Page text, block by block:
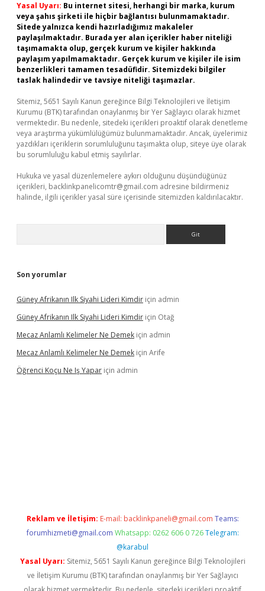
Yasal Uyarı: Bu internet sitesi, herhangi bir marka, kurum
veya şahıs şirketi ile hiçbir bağlantısı bulunmamaktadır.
Sitede yalnızca kendi hazırladığımız makaleler
paylaşılmaktadır. Burada yer alan içerikler haber niteliği
taşımamakta olup, gerçek kurum ve kişiler hakkında
paylaşım yapılmamaktadır. Gerçek kurum ve kişiler ile isim
benzerlikleri tamamen tesadüfidir. Sitemizdeki bilgiler
taslak halindedir ve tavsiye niteliği taşımazlar.
Sitemiz, 5651 Sayılı Kanun gereğince Bilgi Teknolojileri ve İletişim
Kurumu (BTK) tarafından onaylanmış bir Yer Sağlayıcı olarak hizmet
vermektedir. Bu nedenle, sitedeki içerikleri proaktif olarak denetleme
veya araştırma yükümlülüğümüz bulunmamaktadır. Ancak, üyelerimiz
yazdıkları içeriklerin sorumluluğunu taşımakta olup, siteye üye olarak
bu sorumluluğu kabul etmiş sayılırlar.
Hukuka ve yasal düzenlemelere aykırı olduğunu düşündüğünüz
içerikleri, backlinkpanelicomtr@gmail.com adresine bildirmeniz
halinde, ilgili içerikler yasal süre içerisinde sitemizden kaldırılacaktır.
Son yorumlar
Güney Afrikanın Ilk Siyahi Lideri Kimdir için admin
Güney Afrikanın Ilk Siyahi Lideri Kimdir için Otağ
Mecaz Anlamlı Kelimeler Ne Demek için admin
Mecaz Anlamlı Kelimeler Ne Demek için Arife
Öğrenci Koçu Ne Iş Yapar için admin
Reklam ve İletişim: E-mail: backlinkpaneli@gmail.com Teams:
forumhizmeti@gmail.com Whatsapp: 0262 606 0 726 Telegram:
@karabul
Yasal Uyarı: Sitemiz, 5651 Sayılı Kanun gereğince Bilgi Teknolojileri
ve İletişim Kurumu (BTK) tarafından onaylanmış bir Yer Sağlayıcı